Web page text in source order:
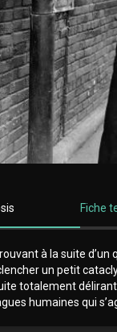
Fiche
à la suite
un petit
totalement
humaines qui